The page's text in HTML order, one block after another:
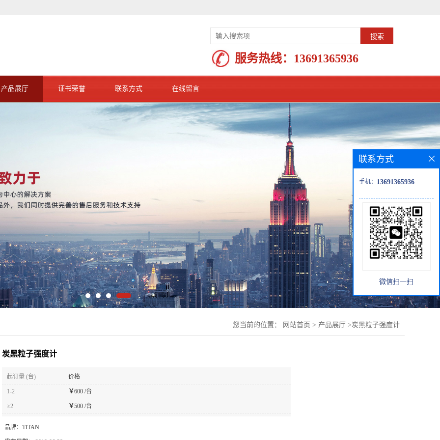
服务热线： 13691365936
产品展厅 证书荣誉 联系方式 在线留言
您当前的位置： 网站首页 > 产品展厅 >炭黑粒子强度计
炭黑粒子强度计
起订量 (台) 价格
1-2 ￥600 /台
≥2 ￥500 /台
品牌： TITAN
联系方式
手机： 13691365936
微信扫一扫